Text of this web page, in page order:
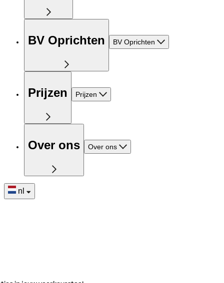
BV Oprichten BV Oprichten
Prijzen Prijzen
Over ons Over ons
nl